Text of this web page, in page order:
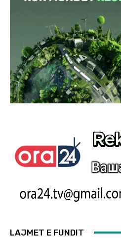
LAJMET E FUNDIT